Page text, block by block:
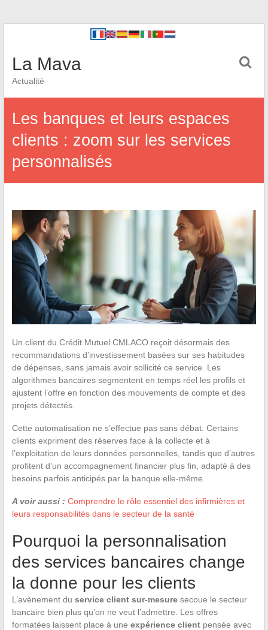
La Mava
Actualité
Les banques et leurs espaces
clients : zoom sur les services
personnalisés
Un client du Crédit Mutuel CMLACO reçoit désormais des
recommandations d’investissement basées sur ses habitudes
de dépenses, sans jamais avoir sollicité ce service. Les
algorithmes bancaires segmentent en temps réel les profils et
ajustent l’offre en fonction des mouvements de compte et des
projets détectés.
Cette automatisation ne s’effectue pas sans débat. Certains
clients expriment des réserves face à la collecte et à
l’exploitation de leurs données personnelles, tandis que d’autres
profitent d’un accompagnement financier plus fin, adapté à des
besoins parfois anticipés par la banque elle-même.
A voir aussi : Comprendre le rôle essentiel des infirmières et
leurs responsabilités dans le secteur de la santé
Pourquoi la personnalisation
des services bancaires change
la donne pour les clients
L’avènement du service client sur-mesuresecoue le secteur
bancaire bien plus qu’on ne veut l’admettre. Les offres
formatées laissent place à une expérience clientpensée avec